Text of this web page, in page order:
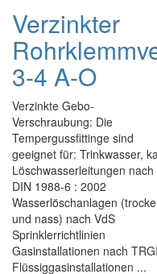
Verzinkter
3-4 A-O
Verzinkte Gebo-
Verschraubung: Die
Tempergussfittinge sind
geeignet für: Trinkwasser,
Löschwasserleitungen nach
DIN 1988-6 : 2002
Wasserlöschanlagen
und nass) nach VdS
Sprinklerrichtlinien
Gasinstallationen nach TRGI
Flüssiggasinstallationen ...